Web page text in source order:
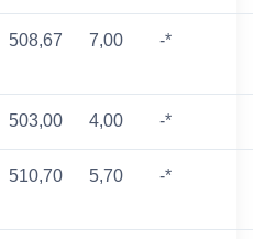
508,67 7,00 -*
503,00 4,00 -*
510,70 5,70 -*